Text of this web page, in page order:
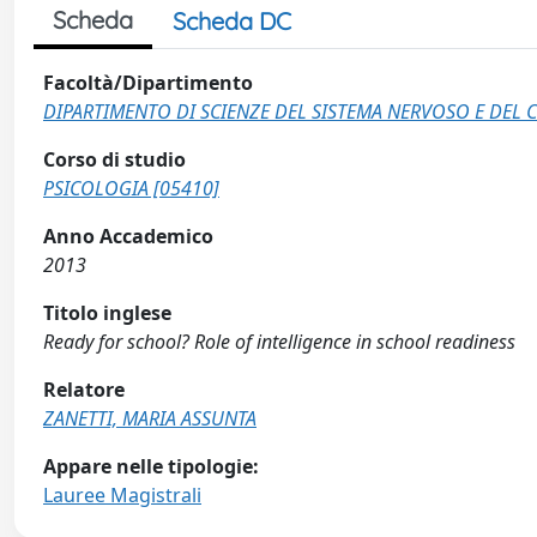
Scheda Scheda DC
Facoltà/Dipartimento
DIPARTIMENTO DI SCIENZE DEL SISTEMA NERVOSO E DEL
Corso di studio
PSICOLOGIA [05410]
Anno Accademico
2013
Titolo inglese
Ready for school? Role of intelligence in school readiness
Relatore
ZANETTI, MARIA ASSUNTA
Appare nelle tipologie:
Lauree Magistrali